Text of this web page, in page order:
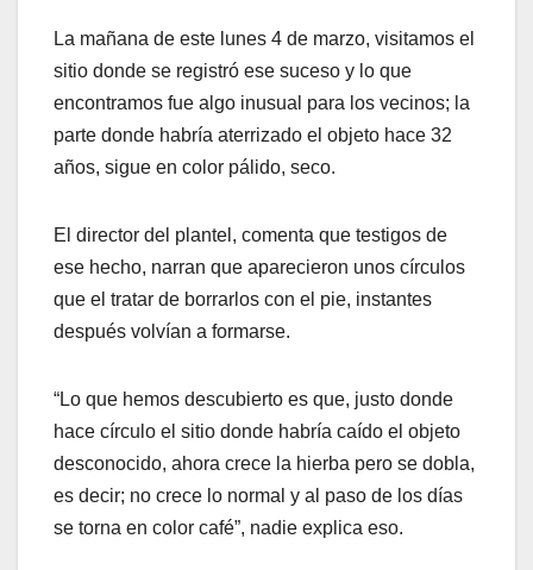
La mañana de este lunes 4 de marzo, visitamos el
sitio donde se registró ese suceso y lo que
encontramos fue algo inusual para los vecinos; la
parte donde habría aterrizado el objeto hace 32
años, sigue en color pálido, seco.
El director del plantel, comenta que testigos de
ese hecho, narran que aparecieron unos círculos
que el tratar de borrarlos con el pie, instantes
después volvían a formarse.
“Lo que hemos descubierto es que, justo donde
hace círculo el sitio donde habría caído el objeto
desconocido, ahora crece la hierba pero se dobla,
es decir; no crece lo normal y al paso de los días
se torna en color café”, nadie explica eso.